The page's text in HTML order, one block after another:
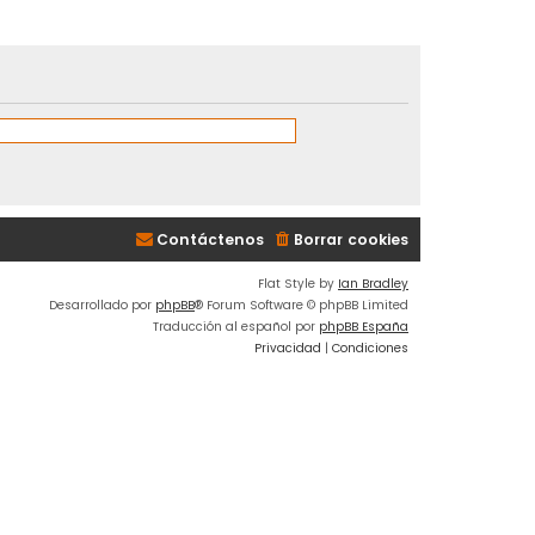
Borrar cookies
Contáctenos
Flat Style by Ian Bradley
Desarrollado por phpBB® Forum Software © phpBB Limited
Traducción al español por phpBB España
Privacidad | Condiciones